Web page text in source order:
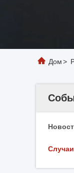
Дом>
Случаи